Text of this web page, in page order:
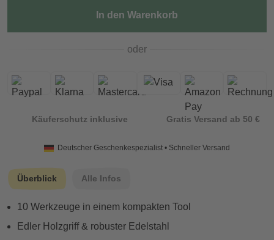
In den Warenkorb
oder
Käuferschutz inklusive Gratis Versand ab 50 €
Deutscher Geschenkespezialist • Schneller Versand
Überblick Alle Infos
10 Werkzeuge in einem kompakten Tool
Edler Holzgriff & robuster Edelstahl